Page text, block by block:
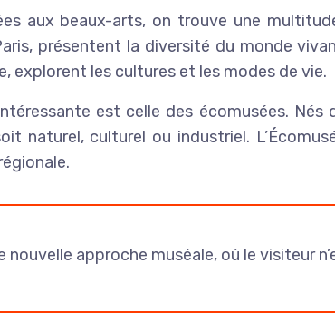
aux beaux-arts, on trouve une
présentent la diversité du monde
explorent les cultures et les modes de vie.
est celle des écomusées.
naturel, culturel ou industriel.
nouvelle approche muséale, où le visiteur